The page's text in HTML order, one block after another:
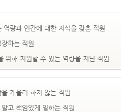
량과 인간에 대한 지식을 갖춘 직원
하는 직원
위해 지원할 수 있는 역량을 지닌 직원
게을리 하지 않는 직원
고 책임있게 일하는 직원